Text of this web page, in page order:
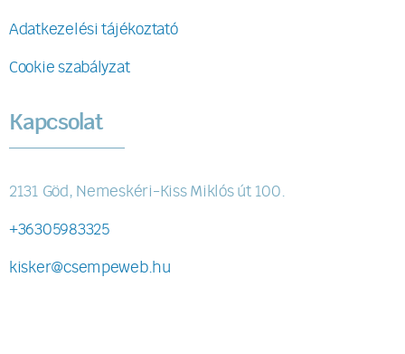
Adatkezelési tájékoztató
Cookie szabályzat
Kapcsolat
2131 Göd, Nemeskéri-Kiss Miklós út 100.
+36305983325
kisker@csempeweb.hu